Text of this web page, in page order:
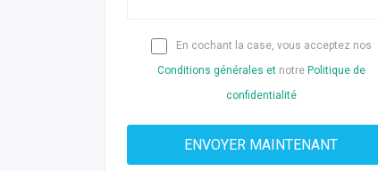
En cochant la case, vous acceptez nos
Conditions générales etnotre Politique de
confidentialité